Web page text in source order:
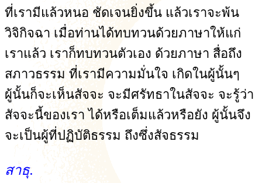
ที่เรามีแล้วหนอ ชัดเจนยิ่งขึ้น แล้วเราจะพ้น
วิจิกิจฉา เมื่อท่านได้ทบทวนด้วยภาษาให้แก่
เราแล้ว เราก็ทบทวนตัวเอง ด้วยภาษา สื่อถึง
สภาวธรรม ที่เรามีความมั่นใจ เกิดในผู้นั้นๆ
ผู้นั้นก็จะเห็นสัจจะ จะมีศรัทธาในสัจจะ จะรู้ว่า
สัจจะนี้ของเรา ได้หรือเต็มแล้วหรือยัง ผู้นั้นจึง
จะเป็นผู้ที่ปฏิบัติธรรม ถึงซึ่งสัจธรรม
สาธุ.